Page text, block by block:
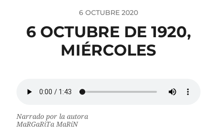
6 OCTUBRE 2020
6 OCTUBRE DE 1920,
MIÉRCOLES
Narrado por la autora
MaRGaRiTa MaRíN